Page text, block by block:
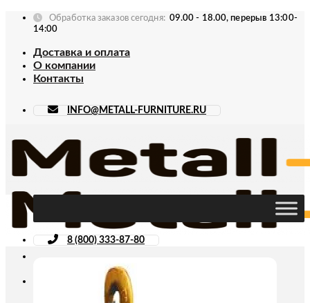
Skip
Обработка заказов сегодня: 09.00 - 18.00, перерыв 13:00-
14:00
Доставка и оплата
О компании
Контакты
INFO@METALL-FURNITURE.RU
8 (800) 333-87-80